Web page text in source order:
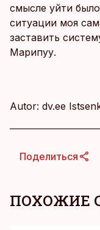
смысле уйти
ситуации моя
заставить
Марипуу.
Autor: dv.ee
Поделиться
ПОХОЖИЕ